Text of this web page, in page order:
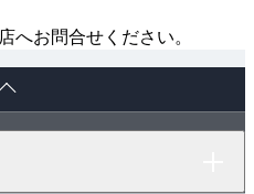
へお問合せください。